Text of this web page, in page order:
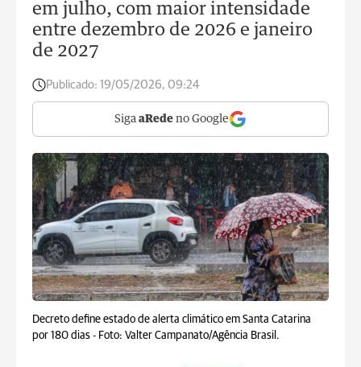
em julho, com maior intensidade
entre dezembro de 2026 e janeiro
de 2027
Publicado: 19/05/2026, 09:24
Siga aRede no Google
Decreto define estado de alerta climático em Santa Catarina
por 180 dias - Foto: Valter Campanato/Agência Brasil.